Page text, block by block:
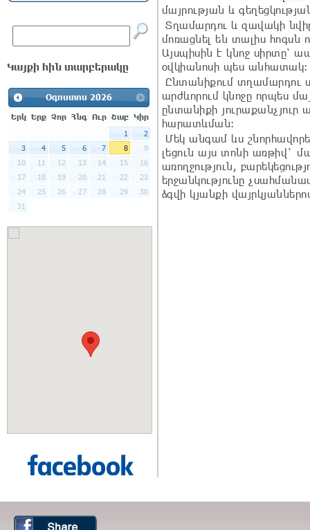
Կայքի հին տարբերակը
Օգոստոս 2026
Երկ Երք Չոր Հնգ Ուր Շաբ Կիր
1
2
3
4 5 6 7 8
9
10
11 12 13 14 15
16
17
18 19 20 21 22
23
24
25 26 27 28 29
30
31
մայրության և
Տղամարդու և զավակի
մոռացնել են տալիս հոգսն
Այսպիսին է կնոջ սիրտը՝
օվկիանոսի պես անհատակ:
Ընտանիքում տղամարդու
արժևորում կնոջը որպես
ընտանիքի
հարատևման:
Մեկ անգամ ևս
լեցուն այս տոնի առթիվ`
առողջություն,
երջանկությունը
ձգվի կյանքի